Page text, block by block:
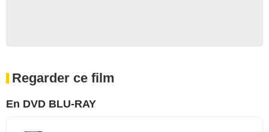
Regarder ce film
En DVD BLU-RAY